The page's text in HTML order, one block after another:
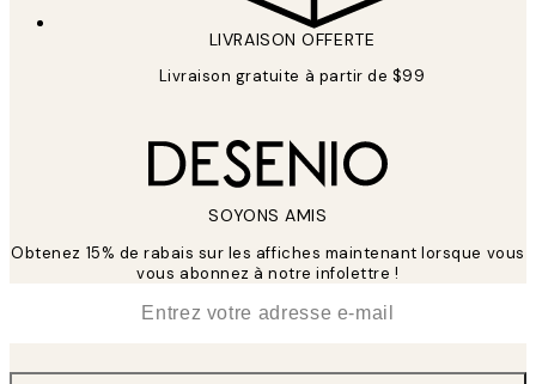
LIVRAISON OFFERTE
Livraison gratuite à partir de $99
SOYONS AMIS
Obtenez 15% de rabais sur les affiches maintenant lorsque vous
vous abonnez à notre infolettre !